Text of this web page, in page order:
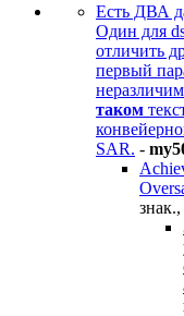
Есть ДВА
Один для
отличить
первый
таком
SAR. -